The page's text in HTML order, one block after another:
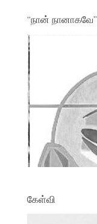
“நான் நானாகவே”
கேள்வி